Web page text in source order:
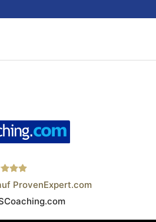
GmbH
ProvenExpert.com